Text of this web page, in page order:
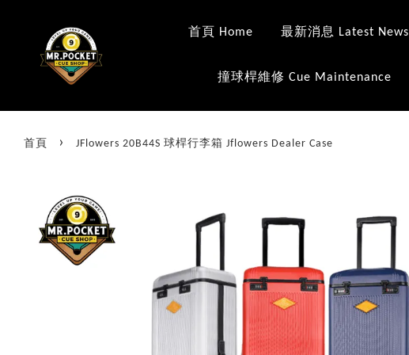
首頁 Home 最新消息 Latest News
撞球桿維修 Cue Maintenance
首頁 › JFlowers 20B44S 球桿行李箱 Jflowers Dealer Case